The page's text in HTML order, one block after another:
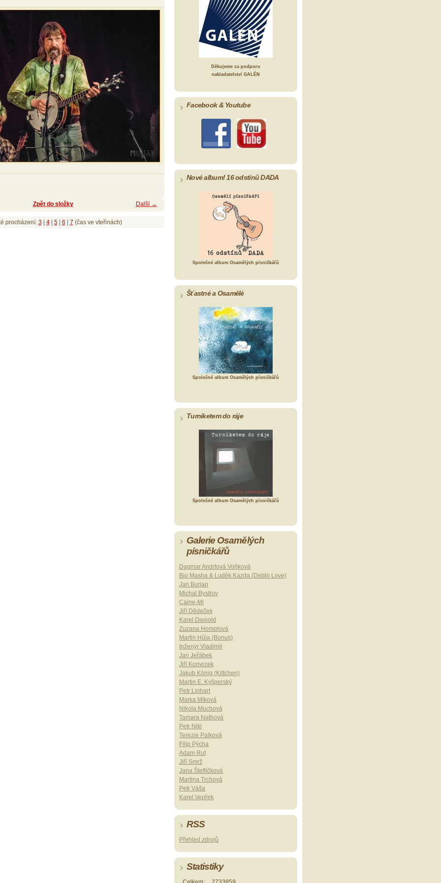
Další →
Zpět do složky
procházení: 3| 4| 5| 6 7 (čas ve vteřinách)
Děkujeme za podporu
nakladatelství GALÉN
Facebook & Youtube
Nové album! 16 odstínů DADA
Společné album Osamělých písničkářů
Šťastné a Osamělé
Společné album Osamělých písničkářů
Turniketem do ráje
Společné album Osamělých písničkářů
Galerie Osamělých
písničkářů
Dagmar Andrtová Voňková
Bio Masha & Luděk Kazda (Debbi Love)
Jan Burian
Michal Bystrov
Caine-Mi
Jiří Dědeček
Karel Diepold
Zuzana Homolová
Martin Hůla (Bonus)
Inženýr Vladimír
Jan Jeřábek
Jiří Konvrzek
Jakub König (Kittchen)
Martin E. Kyšperský
Petr Linhart
Marka Míková
Nikola Muchová
Tamara Nathová
Petr Nikl
Terezie Palková
Filip Pýcha
Adam Rut
Jiří Smrž
Jana Šteflíčková
Martina Trchová
Petr Váša
Karel Vepřek
RSS
Přehled zdrojů
Statistiky